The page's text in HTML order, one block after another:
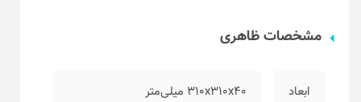
مشخصات ظاهری
ابعاد ۳۱۰x310x40 میلی‌متر